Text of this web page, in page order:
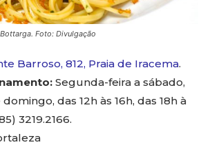
Foto: Divulgação
Barroso, 812, Praia de Iracema.
Segunda-feira a sábado,
das 12h às 16h, das 18h à
3219.2166.